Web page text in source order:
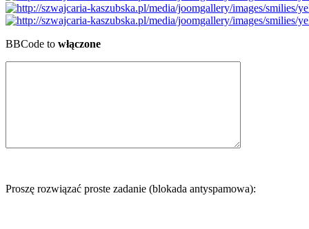
BBCode to włączone
Proszę rozwiązać proste zadanie (blokada antyspamowa):